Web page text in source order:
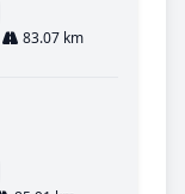
83.07 km